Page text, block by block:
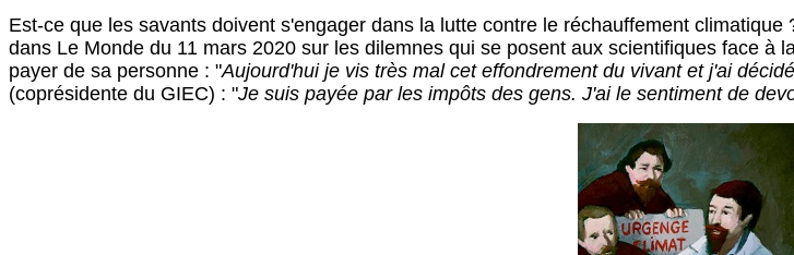
Est-ce que les savants doivent s'engager dans la lutte contre le réchauffement climatique
dans Le Monde du 11 mars 2020 sur les dilemnes qui se posent aux scientifiques face
payer de sa personne : "Aujourd'hui je vis très mal cet effondrement du vivant et j'ai
(coprésidente du GIEC) : "Je suis payée par les impôts des gens. J'ai le sentiment de